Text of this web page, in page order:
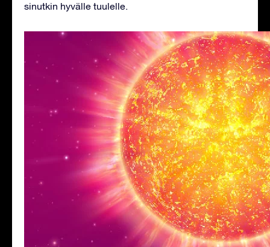
sinutkin hyvälle tuulelle.